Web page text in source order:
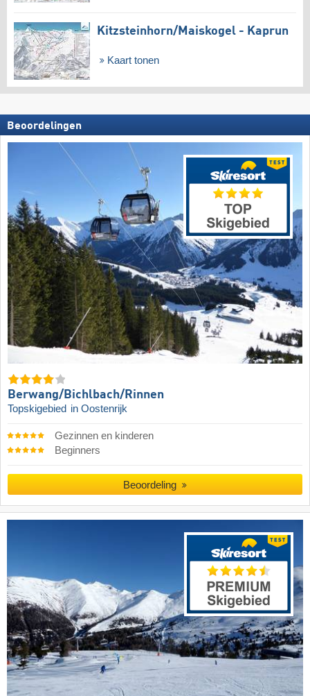
Kitzsteinhorn/​Maiskogel - Kaprun
Kaart tonen
Beoordelingen
Berwang/​Bichlbach/​Rinnen
Topskigebied in Oostenrijk
Gezinnen en kinderen
Beginners
Beoordeling